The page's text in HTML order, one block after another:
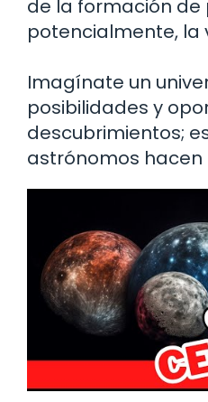
de la formación de
potencialmente, la
Imagínate un
posibilidades y
descubrimientos;
astrónomos hacen